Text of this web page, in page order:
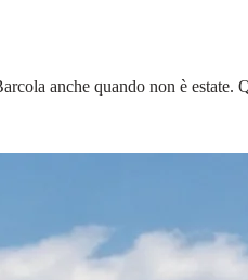
anche quando non è